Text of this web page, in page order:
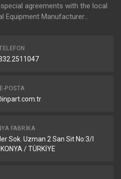
agreements with the local
Equipment Manufacturer...
E-POSTA
FABRIKA
Sok. Uzman 2 San Sit No:3/I
/ TÜRKİYE